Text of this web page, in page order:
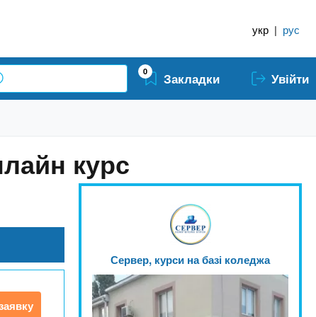
укр | рус
0 Закладки Увійти
курс
Сервер, курси на базі коледжа